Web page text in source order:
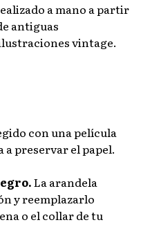
a mano a partir
antiguas
vintage.
con una película
preservar el papel.
La arandela
y reemplazarlo
o el collar de tu